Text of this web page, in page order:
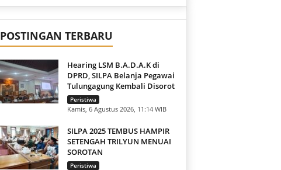
POSTINGAN TERBARU
Hearing LSM B.A.D.A.K di
DPRD, SILPA Belanja Pegawai
Tulungagung Kembali Disorot
Peristiwa
Kamis, 6 Agustus 2026, 11:14 WIB
SILPA 2025 TEMBUS HAMPIR
SETENGAH TRILYUN MENUAI
SOROTAN
Peristiwa